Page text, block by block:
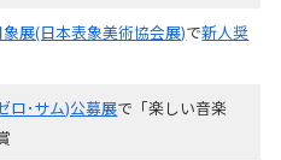
象展(日本表象美術協会展)で新人奨
ロ･サム)公募展で「楽しい音楽